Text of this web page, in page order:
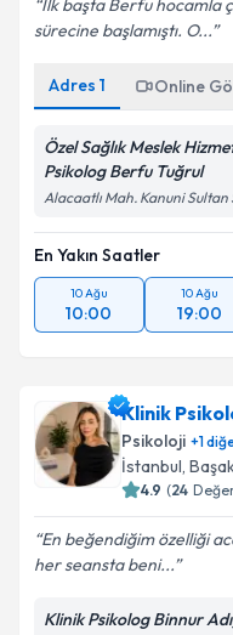
İlk başta Berfu hocamla
sürecine başlamıştı. O...
Adres 1 Online
Özel Sağlık Meslek
Psikolog Berfu Tuğrul
Alacaatlı Mah. Kanuni Sultan
En Yakın Saatler
10 Ağu
10:00
10 Ağu
19:00
Klinik
Psikoloji +1
İstanbul,
4.9 (24
En beğendiğim özelliği
her seansta beni...
Klinik Psikolog Binnur